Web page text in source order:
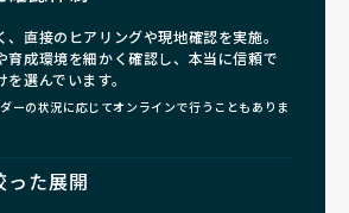
直接のヒアリングや現地確認を実施。
育成環境を細かく確認し、本当に信頼で
選んでいます。
ーの状況に応じてオンラインで行うこともありま
った展開